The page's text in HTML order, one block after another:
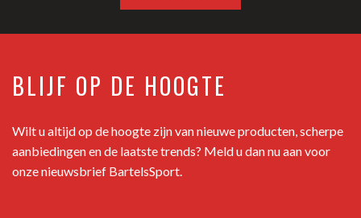
BLIJF OP DE HOOGTE
Wilt u altijd op de hoogte zijn van nieuwe producten, scherpe
aanbiedingen en de laatste trends? Meld u dan nu aan voor
onze nieuwsbrief BartelsSport.